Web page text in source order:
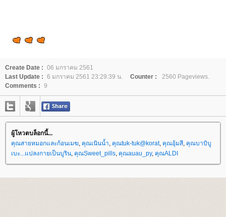
Create Date : 06 มกราคม 2561
Last Update : 6 มกราคม 2561 23:29:39 น. Counter :
2560 Pageviews.
Comments : 9
ผู้โหวตบล็อกนี้...
คุณสายหมอกและก้อนเมฆ คุณเนินน้ำ คุณtuk-tuk@korat, คุณอุ้มสี คุณบาบิบู
เบะ...แปลงกายเป็นบูริน คุณSweet_pills คุณauau_py, คุณALDI